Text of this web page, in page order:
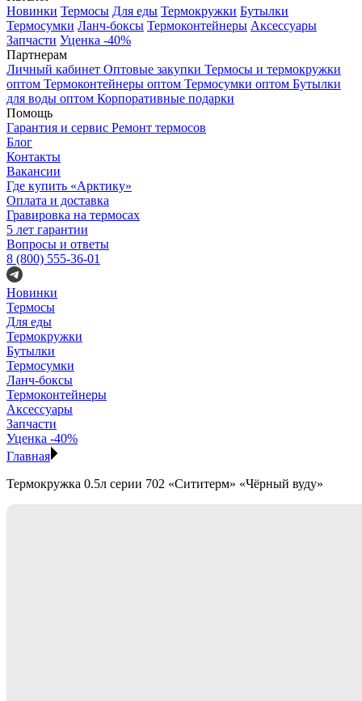
Новинки Термосы Для еды Термокружки Бутылки
Термосумки Ланч-боксы Термоконтейнеры Аксессуары
Запчасти Уценка -40%
Партнерам
Личный кабинет Оптовые закупки Термосы и термокружки
оптом Термоконтейнеры оптом Термосумки оптом Бутылки
для воды оптом Корпоративные подарки
Помощь
Гарантия и сервис Ремонт термосов
Блог
Контакты
Вакансии
Где купить «Арктику»
Оплата и доставка
Гравировка на термосах
5 лет гарантии
Вопросы и ответы
8 (800) 555-36-01
Новинки
Термосы
Для еды
Термокружки
Бутылки
Термосумки
Ланч-боксы
Термоконтейнеры
Аксессуары
Запчасти
Уценка -40%
Главная
Термокружка 0.5л серии 702 «Сититерм» «Чёрный вуду»